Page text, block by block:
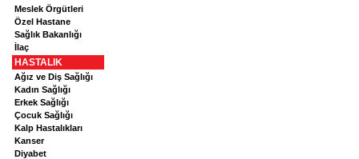
Meslek Örgütleri
Özel Hastane
Sağlık Bakanlığı
İlaç
HASTALIK
Ağız ve Diş Sağlığı
Kadın Sağlığı
Erkek Sağlığı
Çocuk Sağlığı
Kalp Hastalıkları
Kanser
Diyabet